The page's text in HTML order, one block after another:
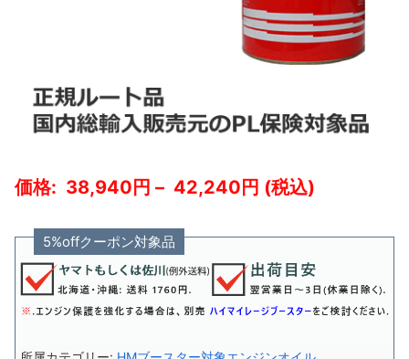
38,940 – 42,240
5%offクーポン対象品